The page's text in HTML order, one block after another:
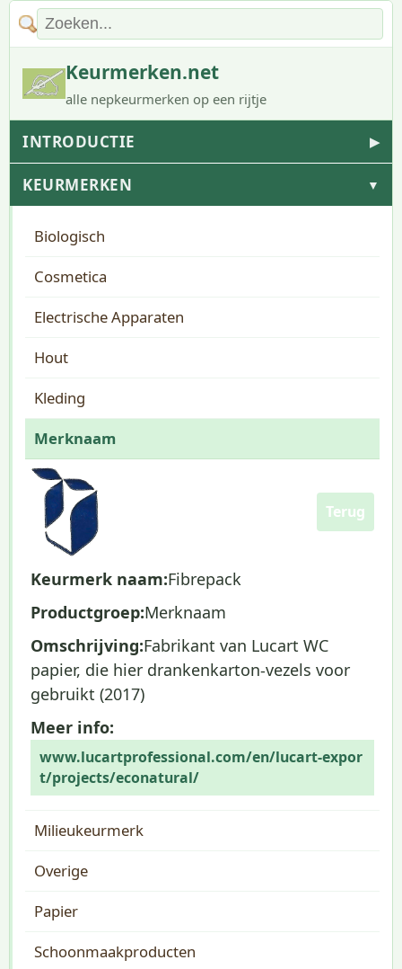
Keurmerken.net
alle nepkeurmerken op een rijtje
INTRODUCTIE ▶
KEURMERKEN ▼
Biologisch
Cosmetica
Electrische Apparaten
Hout
Kleding
Merknaam
Terug
Keurmerk naam:Fibrepack
Productgroep:Merknaam
Omschrijving:Fabrikant van Lucart WC
papier, die hier drankenkarton-vezels voor
gebruikt (2017)
Meer info:
www.lucartprofessional.com/en/lucart-expor
t/projects/econatural/
Milieukeurmerk
Overige
Papier
Schoonmaakproducten